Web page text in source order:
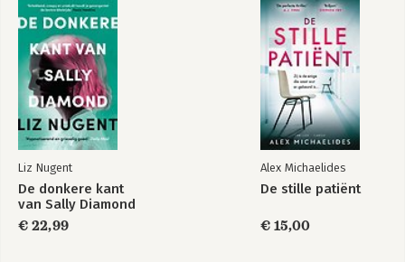
Liz Nugent
De donkere kant
van Sally Diamond
€ 22,99
Alex Michaelides
De stille patiënt
€ 15,00